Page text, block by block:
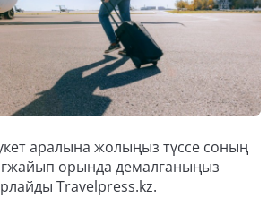
аралына жолыңыз түссе соның
орында демалғаныңыз
Travelpress.kz.